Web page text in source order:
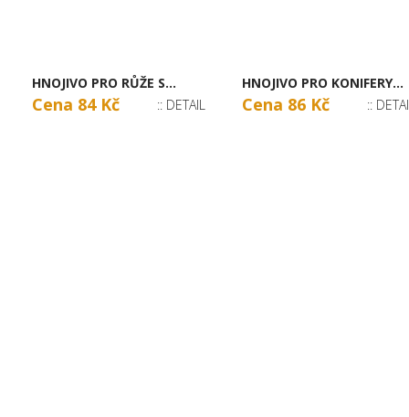
HNOJIVO PRO RŮŽE S...
Cena 84 Kč :: DETAIL
HNOJIVO PRO KONIFERY...
Cena 86 Kč ::